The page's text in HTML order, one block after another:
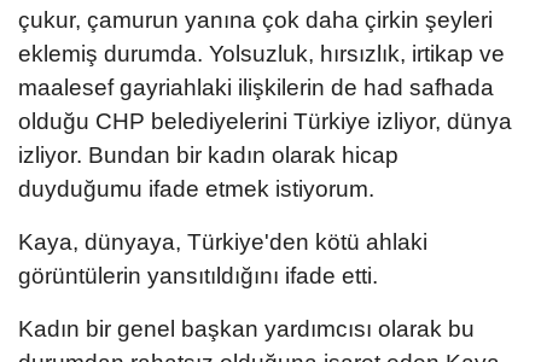
çukur, çamurun yanına çok daha çirkin şeyleri
eklemiş durumda. Yolsuzluk, hırsızlık, irtikap ve
maalesef gayriahlaki ilişkilerin de had safhada
olduğu CHP belediyelerini Türkiye izliyor, dünya
izliyor. Bundan bir kadın olarak hicap
duyduğumu ifade etmek istiyorum.
Kaya, dünyaya, Türkiye'den kötü ahlaki
görüntülerin yansıtıldığını ifade etti.
Kadın bir genel başkan yardımcısı olarak bu